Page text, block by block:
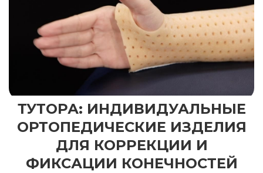
ТУТОРА: ИНДИВИДУАЛЬНЫЕ
ОРТОПЕДИЧЕСКИЕ ИЗДЕЛИЯ
ДЛЯ КОРРЕКЦИИ И
ФИКСАЦИИ КОНЕЧНОСТЕЙ